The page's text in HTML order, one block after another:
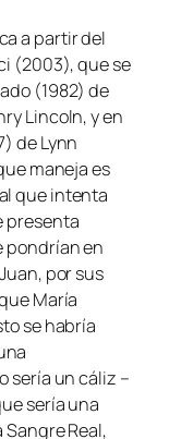
a partir del
(2003), que se
(1982) de
Lincoln, y en
de Lynn
maneja es
que intenta
presenta
pondrían en
por sus
María
se habría
sería un cáliz –
sería una
Real,